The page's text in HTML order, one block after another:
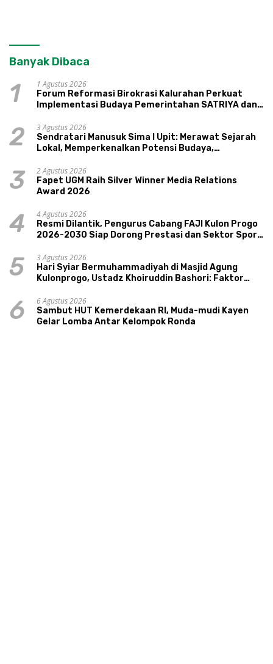
Banyak Dibaca
1
1 Agustus 2026
Forum Reformasi Birokrasi Kalurahan Perkuat
Implementasi Budaya Pemerintahan SATRIYA dan
2
3 Agustus 2026
Sendratari Manusuk Sima I Upit: Merawat Sejarah
Lokal, Memperkenalkan Potensi Budaya,
3
2 Agustus 2026
Fapet UGM Raih Silver Winner Media Relations
Award 2026
4
4 Agustus 2026
Resmi Dilantik, Pengurus Cabang FAJI Kulon Progo
2026-2030 Siap Dorong Prestasi dan Sektor Sport
5
3 Agustus 2026
Hari Syiar Bermuhammadiyah di Masjid Agung
Kulonprogo, Ustadz Khoiruddin Bashori: Faktor
6
6 Agustus 2026
Sambut HUT Kemerdekaan RI, Muda-mudi Kayen
Gelar Lomba Antar Kelompok Ronda